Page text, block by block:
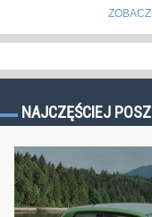
NAJCZĘŚCIEJ